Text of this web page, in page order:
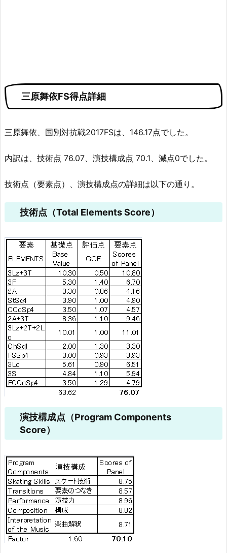
三原舞依FS得点詳細
三原舞依、国別対抗戦2017FSは、146.17点でした。
内訳は、技術点 76.07、演技構成点 70.1、減点0でした。
技術点（要素点）、演技構成点の詳細は以下の通り。
技術点（Total Elements Score）
演技構成点（Program Components
Score）